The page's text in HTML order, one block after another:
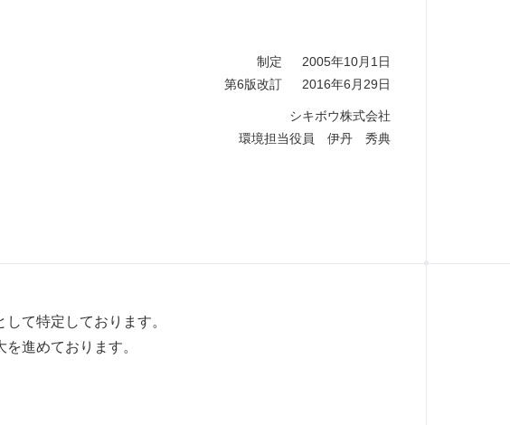
制定
2005年10月1日
第6版改訂
2016年6月29日
シキボウ株式会社
環境担当役員 伊丹 秀典
て特定しております。
進めております。